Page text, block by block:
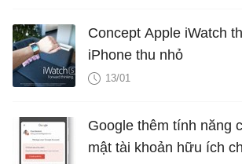
Concept Apple iWatch
iPhone thu nhỏ
13/01
Google thêm tính năng
mật tài khoản hữu ích